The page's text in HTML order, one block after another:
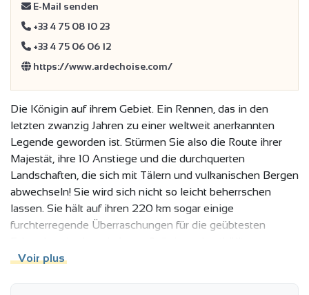
E-Mail senden
+33 4 75 08 10 23
+33 4 75 06 06 12
https://www.ardechoise.com/
Die Königin auf ihrem Gebiet. Ein Rennen, das in den
letzten zwanzig Jahren zu einer weltweit anerkannten
Legende geworden ist. Stürmen Sie also die Route ihrer
Majestät, ihre 10 Anstiege und die durchquerten
Landschaften, die sich mit Tälern und vulkanischen Bergen
abwechseln! Sie wird sich nicht so leicht beherrschen
lassen. Sie hält auf ihren 220 km sogar einige
furchterregende Überraschungen für die geübtesten
atemberaubende Landschaften, eine seltene Flora,
Voir plus